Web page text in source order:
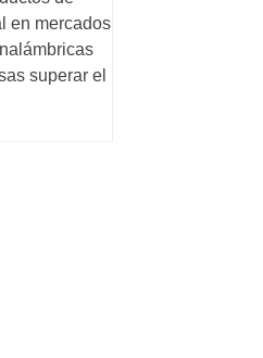
en mercados
superar el